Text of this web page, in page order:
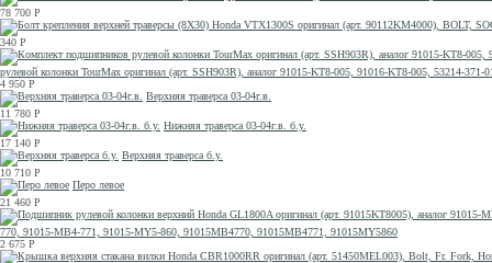
78 700 Р
340 Р
рулевой колонки TourMax оригинал (арт. SSH903R), аналог 91015-KT8-005, 91016-KT8-005, 53214-
4 950 Р
Верхняя траверса 03-04г.в.
11 780 Р
Нижняя траверса 03-04г.в. б.у.
17 140 Р
Верхняя траверса б.у.
10 710 Р
Перо левое
21 460 Р
770, 91015-MB4-771, 91015-MY5-860, 91015MB4770, 91015MB4771, 91015MY5860
2 675 Р